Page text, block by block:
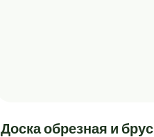
Доска обрезная и брус